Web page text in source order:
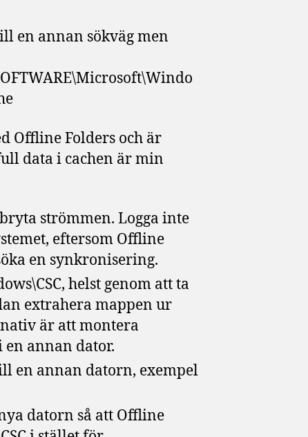
en annan sökväg men
Offline Folders och är
data i cachen är min
strömmen. Logga inte
eftersom Offline
en synkronisering.
helst genom att ta
extrahera mappen ur
är att montera
annan dator.
en annan datorn, exempel
datorn så att Offline